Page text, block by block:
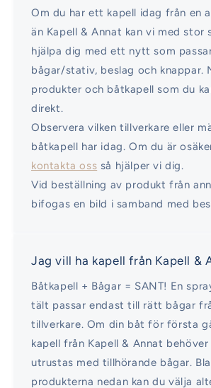
Om du har ett kapell idag från en
än Kapell & Annat kan vi med stor
hjälpa dig med ett nytt som
bågar/stativ, beslag och knappar.
produkter och båtkapell som du
direkt.
Observera vilken tillverkare eller
båtkapell har idag. Om du är
kontakta oss så hjälper vi dig.
Vid beställning av produkt från
bifogas en bild i samband med
Jag vill ha kapell från Kapell &
Båtkapell + Bågar = SANT! En
tält passar endast till rätt bågar
tillverkare. Om din båt för första
kapell från Kapell & Annat behöver
utrustas med tillhörande bågar.
produkterna nedan kan du välja